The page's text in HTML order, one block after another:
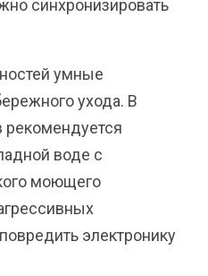
синхронизировать
умные
ухода. В
рекомендуется
воде с
моющего
электронику